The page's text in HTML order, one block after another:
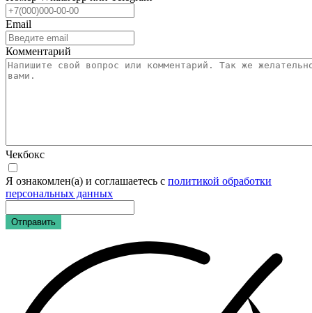
Email
Комментарий
Чекбокс
Я ознакомлен(а) и соглашаетесь с политикой обработки
персональных данных
Отправить